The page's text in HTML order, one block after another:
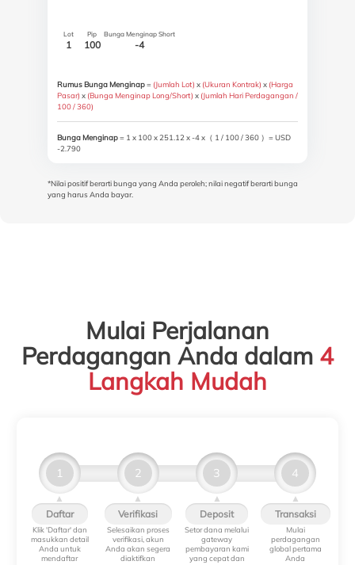
Lot
1
Pip
100
Bunga Menginap Short
-4
Rumus Bunga Menginap= (Jumlah Lot) x (Ukuran Kontrak) x (Harga
Pasar) x (Bunga Menginap Long/Short) x (Jumlah Hari Perdagangan /
100 / 360)
Bunga Menginap= 1 x 100 x 251.12 x -4 x（ 1 / 100 / 360 ）= USD
-2.790
*Nilai positif berarti bunga yang Anda peroleh; nilai negatif berarti bunga
yang harus Anda bayar.
Mulai Perjalanan
Perdagangan Anda dalam 4
Langkah Mudah
1
▲
Daftar
Klik 'Daftar' dan
masukkan detail
Anda untuk
mendaftar
2
▲
Verifikasi
Selesaikan proses
verifikasi, akun
Anda akan segera
diaktifkan
3
▲
Deposit
Setor dana melalui
gateway
pembayaran kami
yang cepat dan
4
▲
Transaksi
Mulai
perdagangan
global pertama
Anda